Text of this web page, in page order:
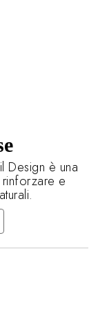
Design è una
e